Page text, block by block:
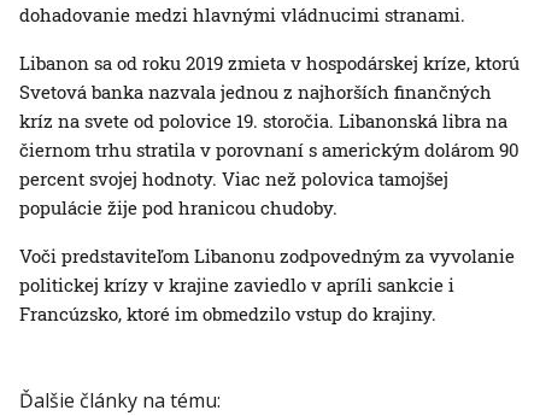
dohadovanie medzi hlavnými vládnucimi stranami.
Libanon sa od roku 2019 zmieta v hospodárskej kríze, ktorú
Svetová banka nazvala jednou z najhorších finančných
kríz na svete od polovice 19. storočia. Libanonská libra na
čiernom trhu stratila v porovnaní s americkým dolárom 90
percent svojej hodnoty. Viac než polovica tamojšej
populácie žije pod hranicou chudoby.
Voči predstaviteľom Libanonu zodpovedným za vyvolanie
politickej krízy v krajine zaviedlo v apríli sankcie i
Francúzsko, ktoré im obmedzilo vstup do krajiny.
Ďalšie články na tému: